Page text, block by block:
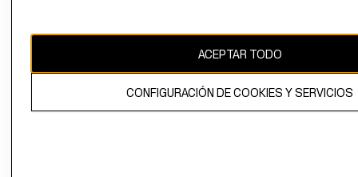
propiedad de H&M Hennes & Mauritz AB.
ACEPTAR TODO
CONFIGURACIÓN DE COOKIES Y SERVICIOS